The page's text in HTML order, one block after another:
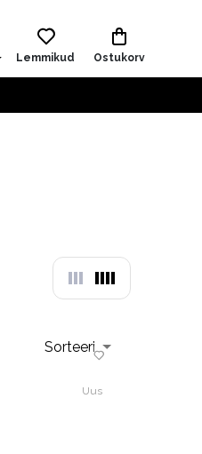
Lemmikud Ostukorv
Sorteeri
Uus